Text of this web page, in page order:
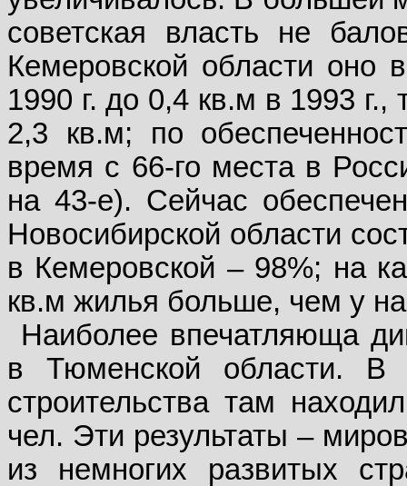
советская власть не
Кемеровской области оно
1990 г. до 0,4 кв.м в 1993
2,3 кв.м; по
время с 66-го места в
на 43-е). Сейчас
Новосибирской области
в Кемеровской – 98%; на
кв.м жилья больше, чем у
Наиболее впечатляюща
в Тюменской области. В
строительства там
чел. Эти результаты –
из немногих развитых